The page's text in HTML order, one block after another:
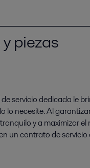
piezas
servicio dedicada le
lo necesite. Al
y a maximizar
un contrato de